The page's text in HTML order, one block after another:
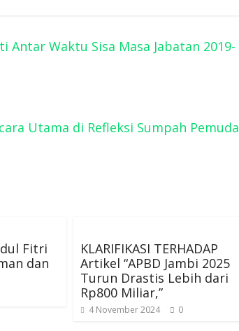
Antar Waktu Sisa Masa Jabatan 2019-
Utama di Refleksi Sumpah Pemuda
Fitri
dan
KLARIFIKASI TERHADAP
Artikel “APBD Jambi 2025
Turun Drastis Lebih dari
Rp800 Miliar,”
4 November 2024 0